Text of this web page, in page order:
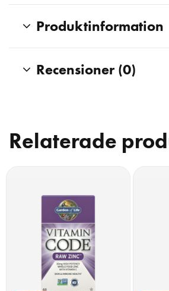
Produktinformation
Recensioner (0)
Relaterade